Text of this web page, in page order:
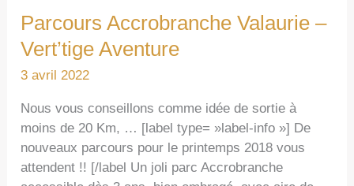
Parcours Accrobranche Valaurie –
Vert’tige Aventure
3 avril 2022
Nous vous conseillons comme idée de sortie à
moins de 20 Km, … [label type= »label-info »] De
nouveaux parcours pour le printemps 2018 vous
attendent !! [/label Un joli parc Accrobranche